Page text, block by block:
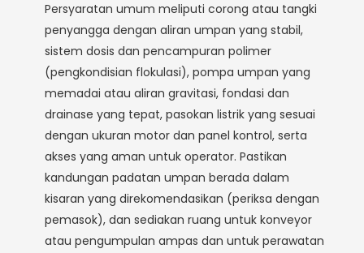
Persyaratan umum meliputi corong atau tangki
penyangga dengan aliran umpan yang stabil,
sistem dosis dan pencampuran polimer
(pengkondisian flokulasi), pompa umpan yang
memadai atau aliran gravitasi, fondasi dan
drainase yang tepat, pasokan listrik yang sesuai
dengan ukuran motor dan panel kontrol, serta
akses yang aman untuk operator. Pastikan
kandungan padatan umpan berada dalam
kisaran yang direkomendasikan (periksa dengan
pemasok), dan sediakan ruang untuk konveyor
atau pengumpulan ampas dan untuk perawatan